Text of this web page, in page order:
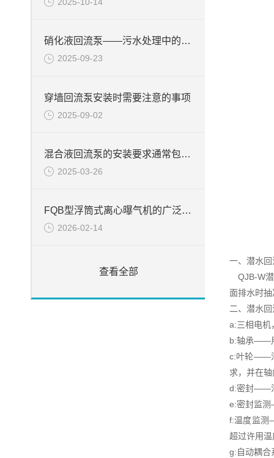
硝化液回流泵——污水处理中的关键角色
2025-09-23
穿墙回流泵安装时需要注意的事项
2025-09-02
混合液回流泵的安装要求通常包括以下几个方面
2025-03-26
FQB型浮筒式离心曝气机的广泛应用
2026-02-14
查看全部
一、潜水
QJB-W潜
面排水时
二、潜水
a:三相电机
b:轴承——
c:叶轮——
求，并在
d:密封——
e:密封监测
f:温度监测
超过许用
g:自动耦